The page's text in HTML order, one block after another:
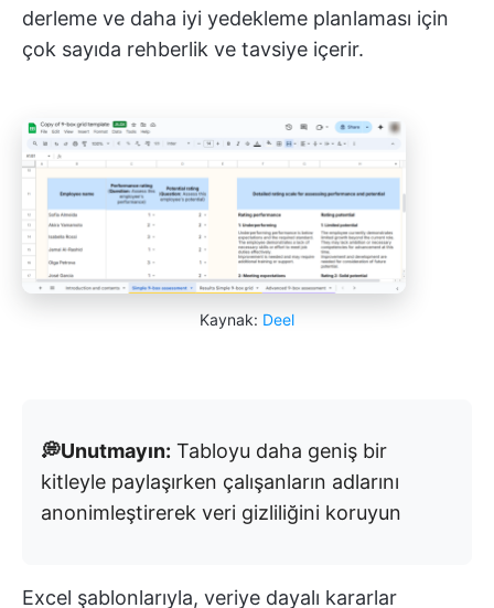
derleme ve daha iyi yedekleme planlaması için
çok sayıda rehberlik ve tavsiye içerir.
Kaynak: Deel
💭Unutmayın: Tabloyu daha geniş bir
kitleyle paylaşırken çalışanların adlarını
anonimleştirerek veri gizliliğini koruyun
Excel şablonlarıyla, veriye dayalı kararlar